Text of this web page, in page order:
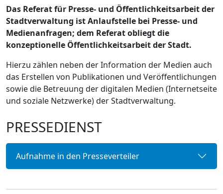
Das Referat für Presse- und Öffentlichkeitsarbeit der
Stadtverwaltung ist Anlaufstelle bei Presse- und
Medienanfragen; dem Referat obliegt die
konzeptionelle Öffentlichkeitsarbeit der Stadt.
Hierzu zählen neben der Information der Medien auch
das Erstellen von Publikationen und Veröffentlichungen
sowie die Betreuung der digitalen Medien (Internetseite
und soziale Netzwerke) der Stadtverwaltung.
PRESSEDIENST
Aufnahme in den Presseverteiler